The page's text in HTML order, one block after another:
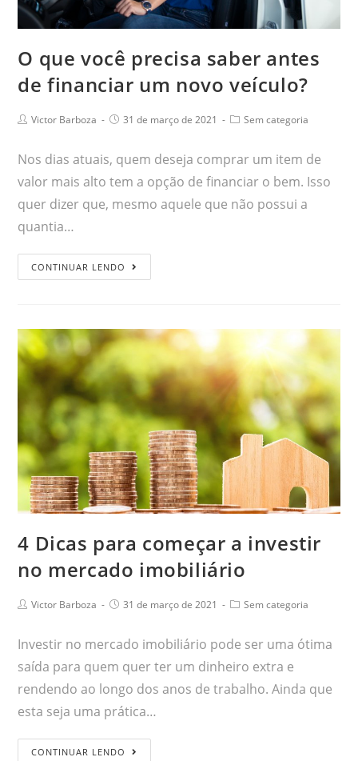
O que você precisa saber antes
de financiar um novo veículo?
Victor Barboza 31 de março de 2021 Sem categoria
Nos dias atuais, quem deseja comprar um item de
valor mais alto tem a opção de financiar o bem. Isso
quer dizer que, mesmo aquele que não possui a
quantia…
CONTINUAR LENDO
4 Dicas para começar a investir
no mercado imobiliário
Victor Barboza 31 de março de 2021 Sem categoria
Investir no mercado imobiliário pode ser uma ótima
saída para quem quer ter um dinheiro extra e
rendendo ao longo dos anos de trabalho. Ainda que
esta seja uma prática…
CONTINUAR LENDO